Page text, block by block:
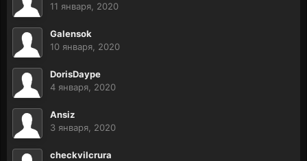
11 января, 2020
Galensok
10 января, 2020
DorisDaype
4 января, 2020
Ansiz
3 января, 2020
checkvilcrura